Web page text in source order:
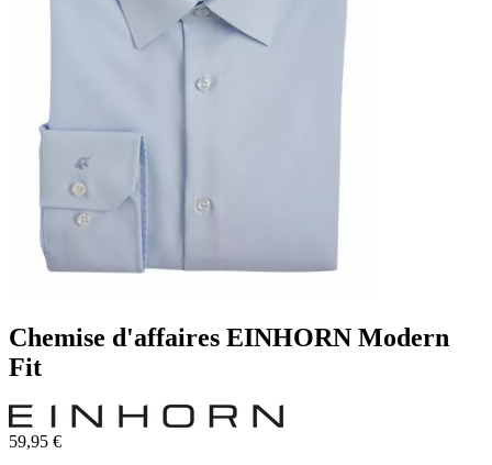
Chemise d'affaires EINHORN Modern
Fit
59,95 €